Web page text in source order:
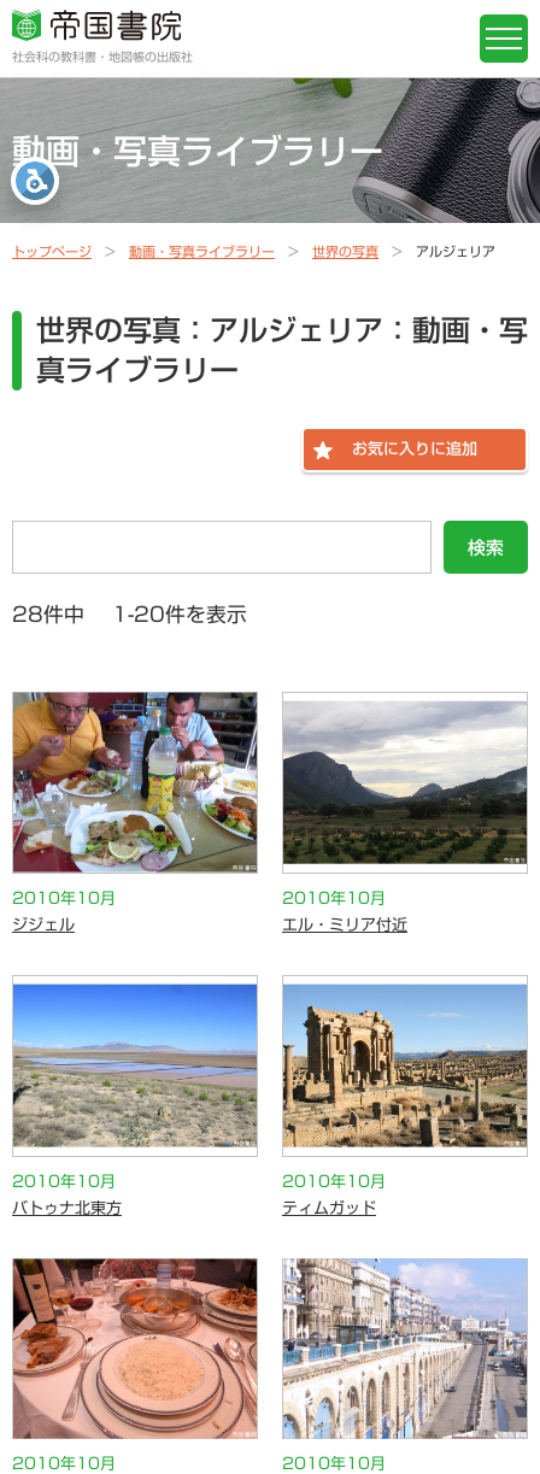
社会科の教科書・地図帳の出版社
動画・写真ライブラリー
トップページ 動画・写真ライブラリー 世界の写真 アルジェリア
世界の写真：アルジェリア：動画・写
真ライブラリー
お気に入りに追加
検索
28件中 1-20件を表示
2010年10月
ジジェル
2010年10月
エル・ミリア付近
2010年10月
バトゥナ北東方
2010年10月
ティムガッド
2010年10月
2010年10月